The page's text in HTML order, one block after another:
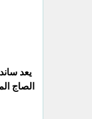
يعد
الصاج